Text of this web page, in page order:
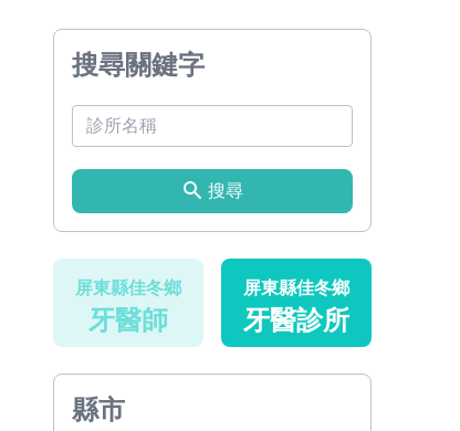
搜尋關鍵字
搜尋
屏東縣佳冬鄉
牙醫師
屏東縣佳冬鄉
牙醫診所
縣市